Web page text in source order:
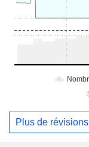
Plus de